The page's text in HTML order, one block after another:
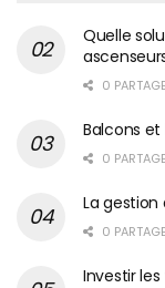
Quelle
0
Balcons
0
La
0
Investir